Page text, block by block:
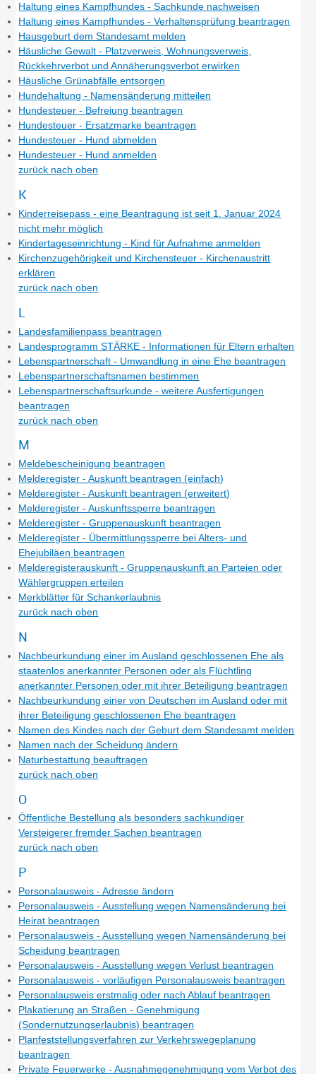
Haltung eines Kampfhundes - Sachkunde nachweisen
Haltung eines Kampfhundes - Verhaltensprüfung beantragen
Hausgeburt dem Standesamt melden
Häusliche Gewalt - Platzverweis, Wohnungsverweis,
Rückkehrverbot und Annäherungsverbot erwirken
Häusliche Grünabfälle entsorgen
Hundehaltung - Namensänderung mitteilen
Hundesteuer - Befreiung beantragen
Hundesteuer - Ersatzmarke beantragen
Hundesteuer - Hund abmelden
Hundesteuer - Hund anmelden
zurück nach oben
K
Kinderreisepass - eine Beantragung ist seit 1. Januar 2024
nicht mehr möglich
Kindertageseinrichtung - Kind für Aufnahme anmelden
Kirchenzugehörigkeit und Kirchensteuer - Kirchenaustritt
erklären
zurück nach oben
L
Landesfamilienpass beantragen
Landesprogramm STÄRKE - Informationen für Eltern erhalten
Lebenspartnerschaft - Umwandlung in eine Ehe beantragen
Lebenspartnerschaftsnamen bestimmen
Lebenspartnerschaftsurkunde - weitere Ausfertigungen
beantragen
zurück nach oben
M
Meldebescheinigung beantragen
Melderegister - Auskunft beantragen (einfach)
Melderegister - Auskunft beantragen (erweitert)
Melderegister - Auskunftssperre beantragen
Melderegister - Gruppenauskunft beantragen
Melderegister - Übermittlungssperre bei Alters- und
Ehejubiläen beantragen
Melderegisterauskunft - Gruppenauskunft an Parteien oder
Wählergruppen erteilen
Merkblätter für Schankerlaubnis
zurück nach oben
N
Nachbeurkundung einer im Ausland geschlossenen Ehe als
staatenlos anerkannter Personen oder als Flüchtling
anerkannter Personen oder mit ihrer Beteiligung beantragen
Nachbeurkundung einer von Deutschen im Ausland oder mit
ihrer Beteiligung geschlossenen Ehe beantragen
Namen des Kindes nach der Geburt dem Standesamt melden
Namen nach der Scheidung ändern
Naturbestattung beauftragen
zurück nach oben
O
Öffentliche Bestellung als besonders sachkundiger
Versteigerer fremder Sachen beantragen
zurück nach oben
P
Personalausweis - Adresse ändern
Personalausweis - Ausstellung wegen Namensänderung bei
Heirat beantragen
Personalausweis - Ausstellung wegen Namensänderung bei
Scheidung beantragen
Personalausweis - Ausstellung wegen Verlust beantragen
Personalausweis - vorläufigen Personalausweis beantragen
Personalausweis erstmalig oder nach Ablauf beantragen
Plakatierung an Straßen - Genehmigung
(Sondernutzungserlaubnis) beantragen
Planfeststellungsverfahren zur Verkehrswegeplanung
beantragen
Private Feuerwerke - Ausnahmegenehmigung vom Verbot des